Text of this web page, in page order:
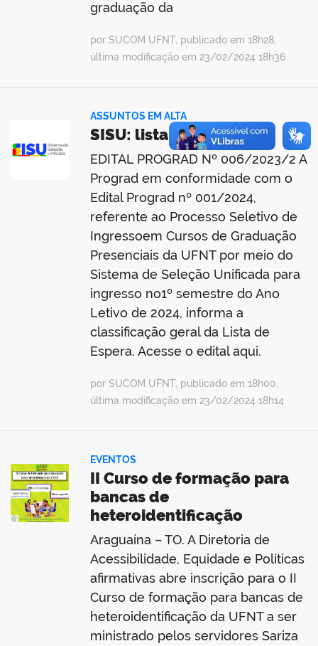
graduação da
por SUCOM UFNT, publicado em 18h28,
última modificação em 23/02/2024 18h36
ASSUNTOS EM ALTA
SISU: lista de espera
EDITAL PROGRAD Nº 006/2023/2 A
Prograd em conformidade com o
Edital Prograd nº 001/2024,
referente ao Processo Seletivo de
Ingressoem Cursos de Graduação
Presenciais da UFNT por meio do
Sistema de Seleção Unificada para
ingresso no1º semestre do Ano
Letivo de 2024, informa a
classificação geral da Lista de
Espera. Acesse o edital aqui.
por SUCOM UFNT, publicado em 18h00,
última modificação em 23/02/2024 18h14
EVENTOS
II Curso de formação para
bancas de
heteroidentificação
Araguaína – TO. A Diretoria de
Acessibilidade, Equidade e Políticas
afirmativas abre inscrição para o II
Curso de formação para bancas de
heteroidentificação da UFNT a ser
ministrado pelos servidores Sariza